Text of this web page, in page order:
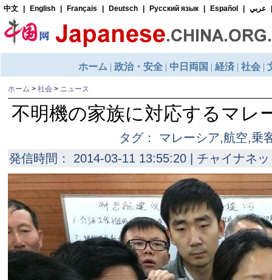
ホーム > 社会 > ニュース
不明機の家族に対応するマレ
タグ： マレーシア,航空,乗
発信時間： 2014-03-11 13:55:20 | チャイナネ